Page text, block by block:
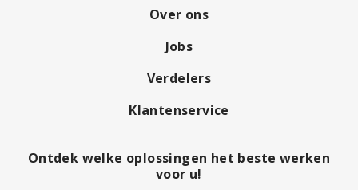
Over ons
Jobs
Verdelers
Klantenservice
Ontdek welke oplossingen het beste werken
voor u!